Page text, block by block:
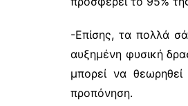
-Επίσης, τα πολλά
αυξημένη φυσική
μπορεί να
προπόνηση.